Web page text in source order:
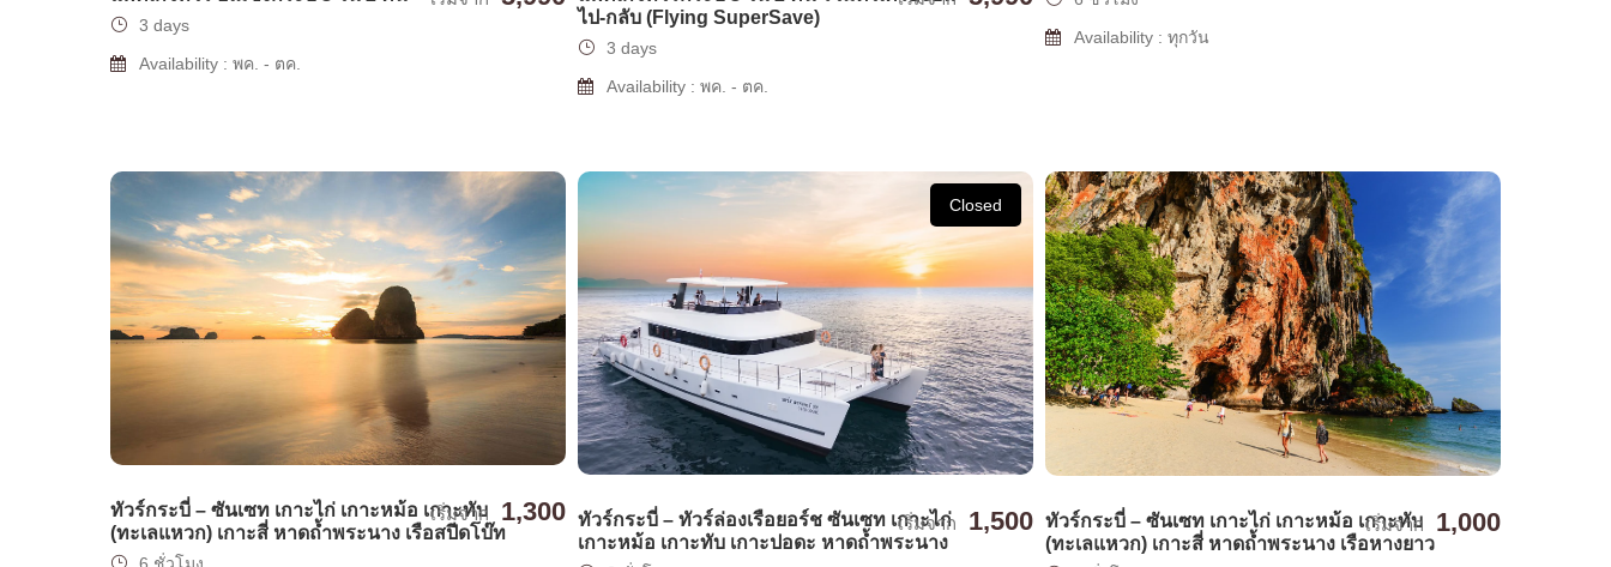
3 days
Availability : พค. - ตค.
ไป-กลับ (Flying SuperSave)
3 days
Availability : พค. - ตค.
Availability : ทุกวัน
ทัวร์กระบี่ – ซันเซท เกาะไก่ เกาะหม้อ เกาะทับ
(ทะเลแหวก) เกาะสี่ หาดถ้ำพระนาง เรือสปีดโบ๊ท
เริ่มจาก 1,300
6 ชั่วโมง
Closed
ทัวร์กระบี่ – ทัวร์ล่องเรือยอร์ช ซันเซท เกาะไก่
เกาะหม้อ เกาะทับ เกาะปอดะ หาดถ้ำพระนาง
เริ่มจาก 1,500 ทัวร์กระบี่ – ซันเซท เกาะไก่ เกาะหม้อ เกาะทับ
(ทะเลแหวก) เกาะสี่ หาดถ้ำพระนาง เรือหางยาว
เริ่มจาก 1,000